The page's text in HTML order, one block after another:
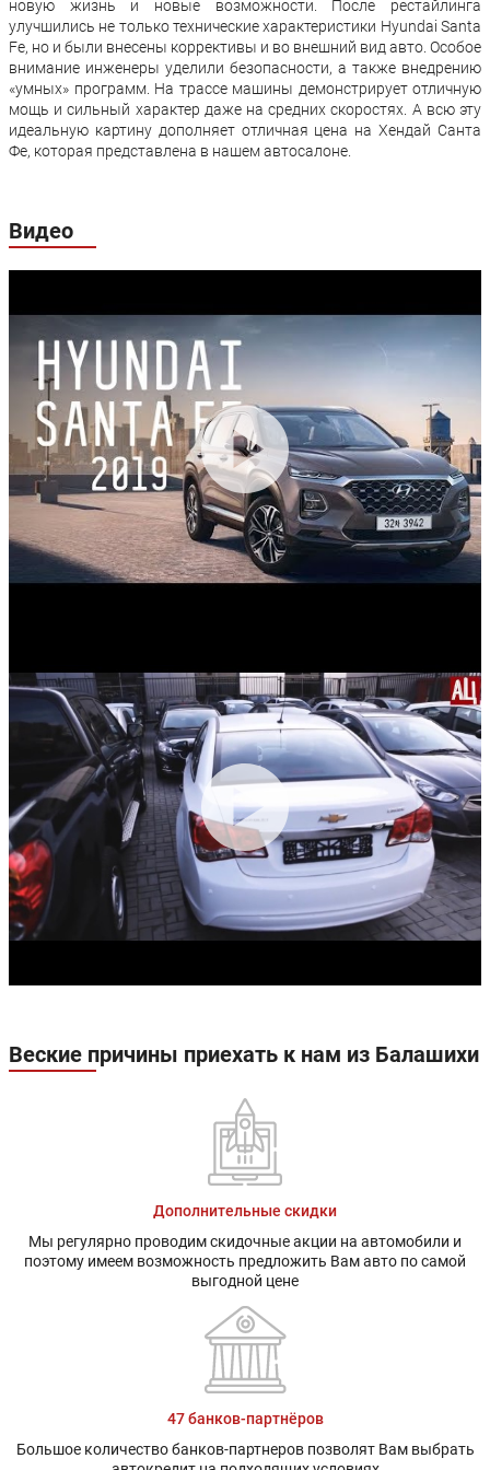
Задняя подвеска:
телескопическими
амортизаторами,
со
стабилизатором
поперечной
устойчивости
пружинная,
со
поперечной
Вентилируемые
дисковые с
дисковые с
Производство: Южная Корея
Гарантия: 5 лет или 150000 км пробега
новую жизнь и новые возможности. После рестайлинга
улучшились не только технические характеристики Hyundai Santa
Fe, но и были внесены коррективы и во внешний вид авто. Особое
внимание инженеры уделили безопасности, а также внедрению
«умных» программ. На трассе машины демонстрирует отличную
мощь и сильный характер даже на средних скоростях. А всю эту
идеальную картину дополняет отличная цена на Хендай Санта
Фе, которая представлена в нашем автосалоне.
Видео
Веские причины приехать к нам из Балашихи
Дополнительные скидки
Мы регулярно проводим скидочные акции на автомобили и
поэтому имеем возможность предложить Вам авто по самой
выгодной цене
47 банков-партнёров
Большое количество банков-партнеров позволят Вам выбрать